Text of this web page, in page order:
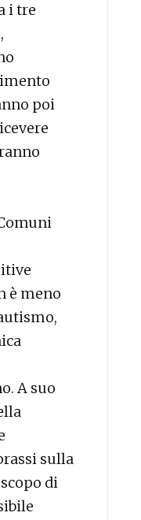
i tre
poi
è meno
A suo
sulla
di